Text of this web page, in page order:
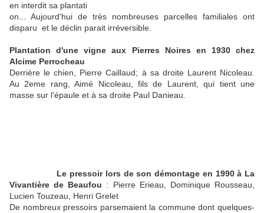
en interdit sa plantati
on... Aujourd'hui de très nombreuses parcelles familiales ont
disparu et le déclin parait irréversible.
Plantation d'une vigne aux Pierres Noires en 1930 chez
Alcime Perrocheau
Derrière le chien, Pierre Caillaud; à sa droite Laurent Nicoleau.
Au 2eme rang, Aimé Nicoleau, fils de Laurent, qui tient une
masse sur l'épaule et à sa droite Paul Danieau.
Le pressoir lors de son démontage en 1990à La
Vivantière de Beaufou : Pierre Erieau, Dominique Rousseau,
Lucien Touzeau, Henri Grelet
De nombreux pressoirs parsemaient la commune dont quelques-